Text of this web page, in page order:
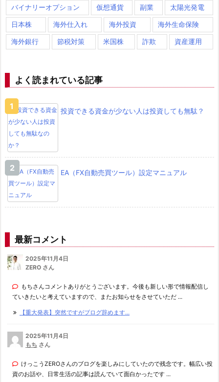
a
l
-
v
u
p
a
y
m
e
n
t
l
i
を
ッ
3.
ス
ッ
バイナリーオプション 仮想通貨 副業 太陽光発電
日本株 海外仕入れ 海外投資 海外生命保険
海外銀行 節税対策 米国株 詐欺 資産運用
よく読まれている記事
投資できる資金が少ない人は投資しても無駄？
EA（FX自動売買ツール）設定マニュアル
最新コメント
2025年11月4日
ZERO さん
もちさんコメントありがとうございます。今後も新しい形で情報配信し
ていきたいと考えていますので、またお知らせをさせていただ ...
【重大発表】突然ですがブログ辞めます...
2025年11月4日
もち さん
けっこうZEROさんのブログを楽しみにしていたので残念です。幅広い投
資のお話や、日常生活の記事は読んでいて面白かったです ...